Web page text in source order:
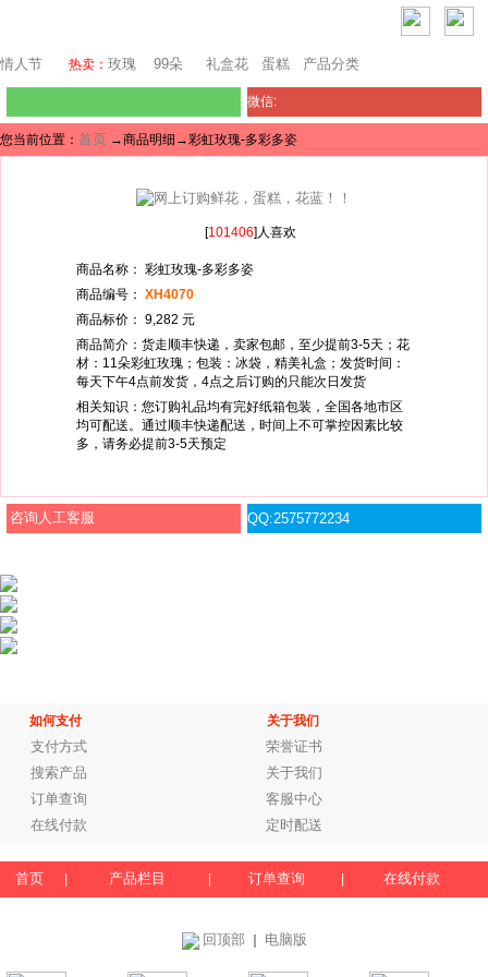
情人节 热卖： 玫瑰 99朵 礼盒花 蛋糕 产品分类
微信:
您当前位置： 首页 →商品明细→彩虹玫瑰-多彩多姿
[101406]人喜欢
商品名称： 彩虹玫瑰-多彩多姿
商品编号： XH4070
商品标价： 9,282 元
商品简介：货走顺丰快递，卖家包邮，至少提前3-5天；花
材：11朵彩虹玫瑰；包装：冰袋，精美礼盒；发货时间：
每天下午4点前发货，4点之后订购的只能次日发货
相关知识：您订购礼品均有完好纸箱包装，全国各地市区
均可配送。通过顺丰快递配送，时间上不可掌控因素比较
多，请务必提前3-5天预定
咨询人工客服 QQ:2575772234
如何支付 关于我们
支付方式
荣誉证书
搜索产品
关于我们
订单查询
客服中心
在线付款
定时配送
首页 产品栏目 订单查询 在线付款
回顶部 电脑版